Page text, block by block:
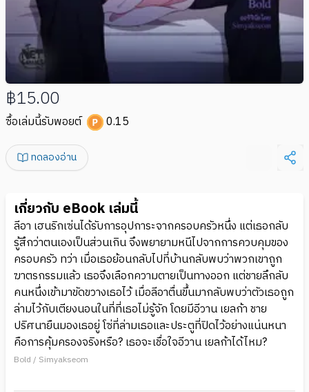
฿15.00
ซื้อเล่มนี้รับพอยต์ 0.15
ทดลองอ่าน
เกี่ยวกับ eBook เล่มนี้
ลีอา เฮนริกเซ่นได้รับการอุปการะจากครอบครัวหนึ่ง แต่เธอกลับ
รู้สึกว่าตนเองเป็นส่วนเกิน จึงพยายามหนีไปจากการควบคุมของ
ครอบครัว ทว่า เมื่อเธอย้อนกลับไปที่บ้านกลับพบว่าพวกเขาถูก
ฆาตรกรรมแล้ว เธอจึงเลือกความตายเป็นทางออก แต่ชายลึกลับ
คนหนึ่งเข้ามาขัดขวางเธอไว้ เมื่อลีอาตื่นขึ้นมากลับพบว่าตัวเธอถูก
ล่ามไว้กับเตียงนอนในที่ที่เธอไม่รู้จัก โดยมีอีวาน เยลก้า ชาย
ปริศนายืนมองเธอยู่ โซ่ที่ล่ามเธอและประตูที่ปิดไว้อย่างแน่นหนา
คือการคุ้มครองจริงหรือ? เธอจะเชื่อใจอีวาน เยลก้าได้ไหม?
Bold / Simyakseom